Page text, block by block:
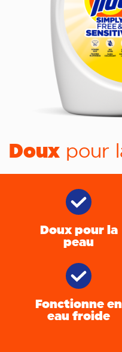
Doux pour
Doux pour la
peau
Fonctionne en
eau froide